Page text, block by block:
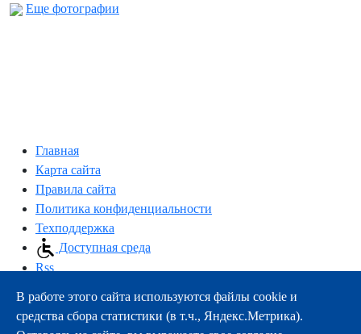
Еще фотографии
Главная
Карта сайта
Правила сайта
Политика конфиденциальности
Техподдержка
Доступная среда
Rss
163000, г.Архангельск, пр-т Троицкий, 51
тел.:+7 (8182) 21-11-63
В работе этого сайта используются файлы cookie и
средства сбора статистики (в т.ч., Яндекс.Метрика).